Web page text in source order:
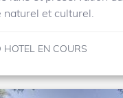
et culturel.
HOTEL EN COURS